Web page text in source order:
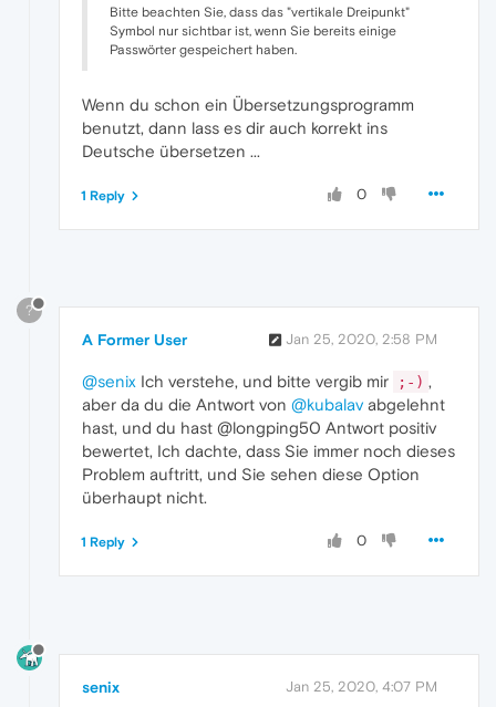
Bitte beachten Sie, dass das "vertikale Dreipunkt"
Symbol nur sichtbar ist, wenn Sie bereits einige
Passwörter gespeichert haben.
Wenn du schon ein Übersetzungsprogramm
benutzt, dann lass es dir auch korrekt ins
Deutsche übersetzen ...
0
1 Reply
?
A Former User Jan 25, 2020, 2:58 PM
@senix Ich verstehe, und bitte vergib mir ;-) ,
aber da du die Antwort von @kubalav abgelehnt
hast, und du hast @longping50 Antwort positiv
bewertet, Ich dachte, dass Sie immer noch dieses
Problem auftritt, und Sie sehen diese Option
überhaupt nicht.
0
1 Reply
senix Jan 25, 2020, 4:07 PM